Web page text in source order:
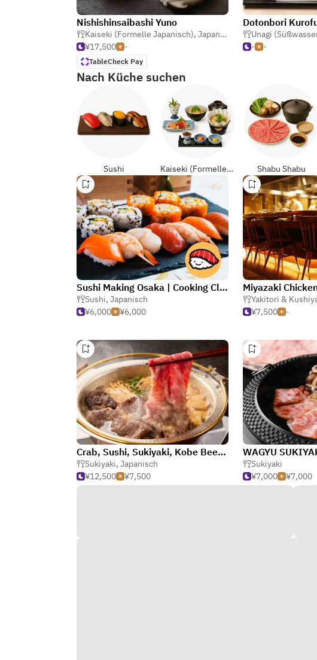
Nishishinsaibashi Yuno
Kaiseki (Formelle Japanisch), Japanisch
¥17,500
-
TableCheck Pay
Dotonbori
Unagi
-
-
Nach Küche suchen
Sushi Kaiseki (Formelle Japanisch) Shabu Shabu
Sushi Making Osaka | Cooking Class in Japan
Sushi, Japanisch
¥6,000
¥6,000
Yakitori &
¥7,500
-
Crab, Sushi, Sukiyaki, Kobe Beef, Ushimaru, Shinsaibashi
Sukiyaki, Japanisch
¥12,500
¥7,500
Sukiyaki
¥7,000
¥7,000